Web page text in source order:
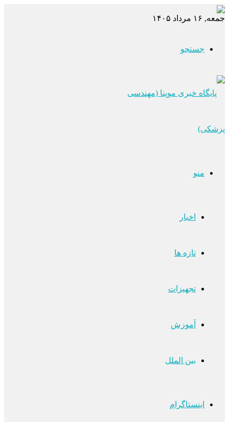
جمعه, ۱۶ مرداد ۱۴۰۵
جستجو
منو
اخبار
تازه ها
تجهیزات
آموزش
بین الملل
اینستاگرام